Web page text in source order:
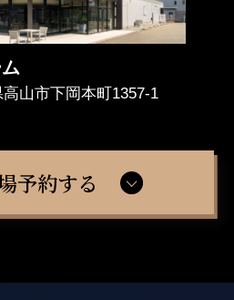
山市下岡本町1357-1
予約する